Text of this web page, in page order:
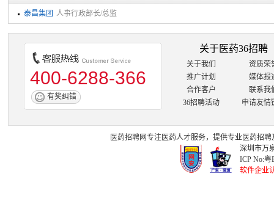
泰昌集团 人事行政部长/总监
400-6288-366
有奖纠错
关于医药36招聘
关于我们
资质荣
推广计划
媒体报
合作客户
联系我
36招聘活动
申请友情
医药招聘网专注医药人才服务，提供专业医药招聘
深圳市万
ICP No:粤
软件企业